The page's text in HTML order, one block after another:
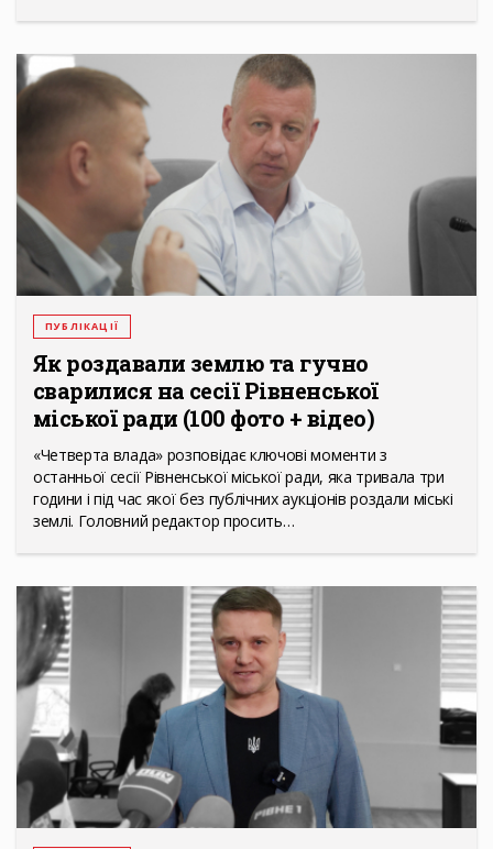
ПУБЛІКАЦІЇ
Як роздавали землю та гучно
сварилися на сесії Рівненської
міської ради (100 фото + відео)
«Четверта влада» розповідає ключові моменти з
останньої сесії Рівненської міської ради, яка тривала три
години і під час якої без публічних аукціонів роздали міські
землі. Головний редактор просить…